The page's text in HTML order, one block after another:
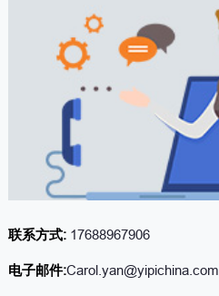
联系方式:17688967906
电子邮件:Carol.yan@yipichina.com